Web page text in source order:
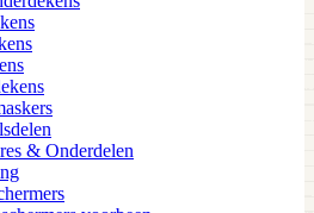
& Onderdelen